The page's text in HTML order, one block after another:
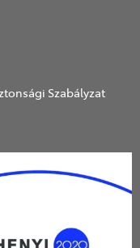
Szabályzat